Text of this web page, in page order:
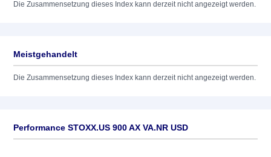
Die Zusammensetzung dieses Index kann derzeit nicht angezeigt werden.
Meistgehandelt
Die Zusammensetzung dieses Index kann derzeit nicht angezeigt werden.
Performance STOXX.US 900 AX VA.NR USD